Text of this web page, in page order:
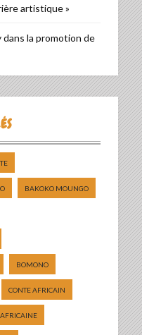
artistique »
dans la promotion de
BAKOKO MOUNGO
BOMONO
CONTE AFRICAIN